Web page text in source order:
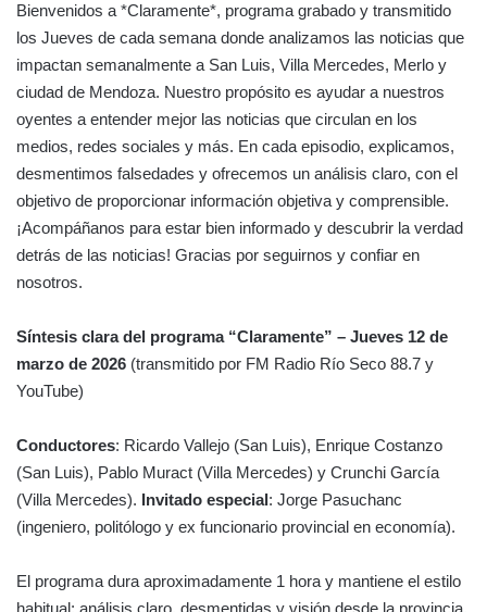
Bienvenidos a *Claramente*, programa grabado y transmitido
los Jueves de cada semana donde analizamos las noticias que
impactan semanalmente a San Luis, Villa Mercedes, Merlo y
ciudad de Mendoza. Nuestro propósito es ayudar a nuestros
oyentes a entender mejor las noticias que circulan en los
medios, redes sociales y más. En cada episodio, explicamos,
desmentimos falsedades y ofrecemos un análisis claro, con el
objetivo de proporcionar información objetiva y comprensible.
¡Acompáñanos para estar bien informado y descubrir la verdad
detrás de las noticias! Gracias por seguirnos y confiar en
nosotros.
Síntesis clara del programa “Claramente” – Jueves 12 de
marzo de 2026 (transmitido por FM Radio Río Seco 88.7 y
YouTube)
Conductores: Ricardo Vallejo (San Luis), Enrique Costanzo
(San Luis), Pablo Muract (Villa Mercedes) y Crunchi García
(Villa Mercedes). Invitado especial : Jorge Pasuchanc
(ingeniero, politólogo y ex funcionario provincial en economía).
El programa dura aproximadamente 1 hora y mantiene el estilo